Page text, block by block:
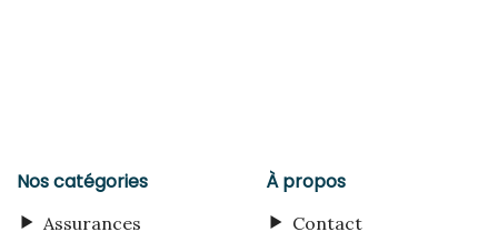
Nos catégories
Assurances
À propos
Contact